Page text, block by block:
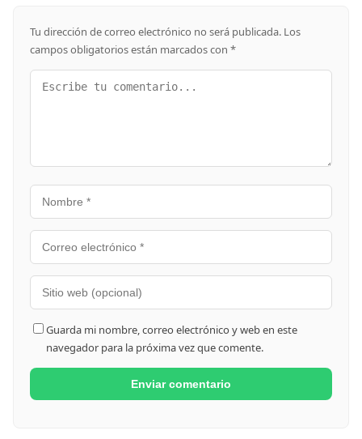
Tu dirección de correo electrónico no será publicada. Los
campos obligatorios están marcados con *
Guarda mi nombre, correo electrónico y web en este
navegador para la próxima vez que comente.